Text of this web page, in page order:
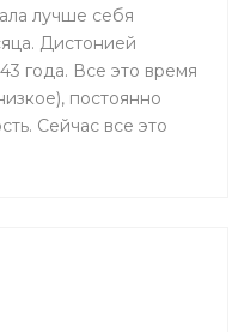
лучше себя
Дистонией
года. Все это время
постоянно
Сейчас все это